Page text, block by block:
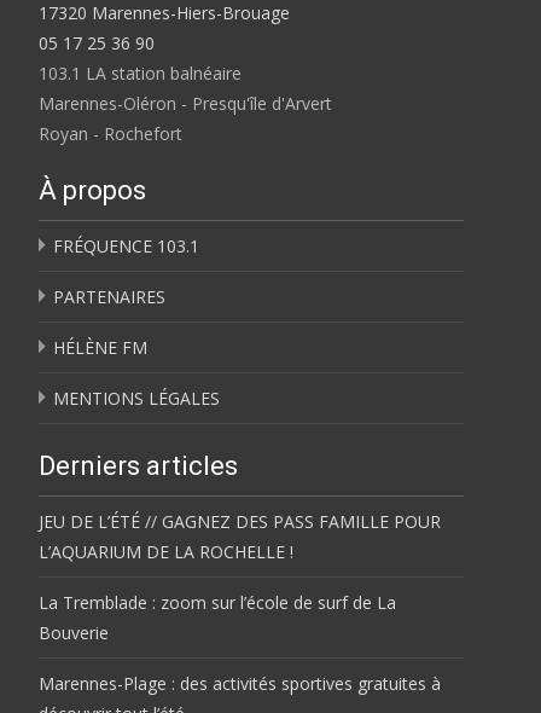
17320 Marennes-Hiers-Brouage
05 17 25 36 90
103.1 LA station balnéaire
Marennes-Oléron - Presqu'île d'Arvert
Royan - Rochefort
À propos
FRÉQUENCE 103.1
PARTENAIRES
HÉLÈNE FM
MENTIONS LÉGALES
Derniers articles
JEU DE L’ÉTÉ // GAGNEZ DES PASS FAMILLE POUR
L’AQUARIUM DE LA ROCHELLE !
La Tremblade : zoom sur l’école de surf de La
Bouverie
Marennes-Plage : des activités sportives gratuites à